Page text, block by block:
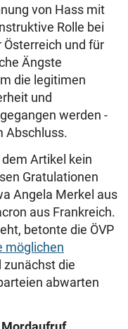
von Hass mit
Rolle bei
und für
Ängste
die legitimen
und
werden -
Abschluss.
Artikel kein
Gratulationen
Angela Merkel aus
aus Frankreich.
betonte die ÖVP
möglichen
zunächst die
abwarten